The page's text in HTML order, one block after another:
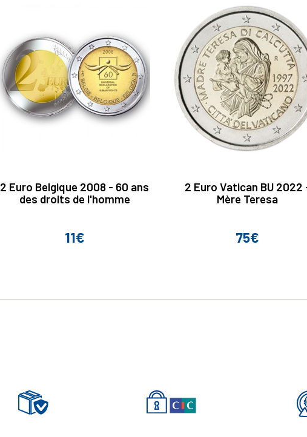
2 Euro Belgique 2008 - 60 ans
des droits de l'homme
Prix
11€
2 Euro Vatican BU 2022
Mère Teresa
Prix
75€